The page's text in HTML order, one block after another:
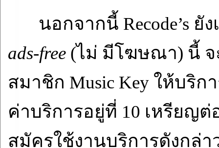
นอกจากนี้ Recode’s
ads-free (ไม่ มีโฆษณา) นี้
สมาชิก Music Key ให้บริ
ค่าบริการอยู่ที่ 10 เหรียญ
สมัครใช้งานบริการดังกล่